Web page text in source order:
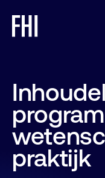
praktijk